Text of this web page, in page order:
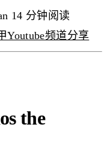
14 分钟阅读
Youtube频道分享
the